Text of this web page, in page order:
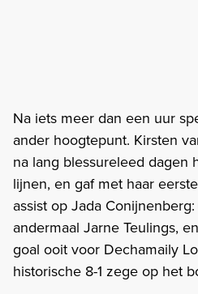
Na iets meer dan een uur
ander hoogtepunt. Kirsten
na lang blessureleed dagen
lijnen, en gaf met haar
assist op Jada
andermaal Jarne Teulings,
goal ooit voor Dechamaily
historische 8-1 zege op het